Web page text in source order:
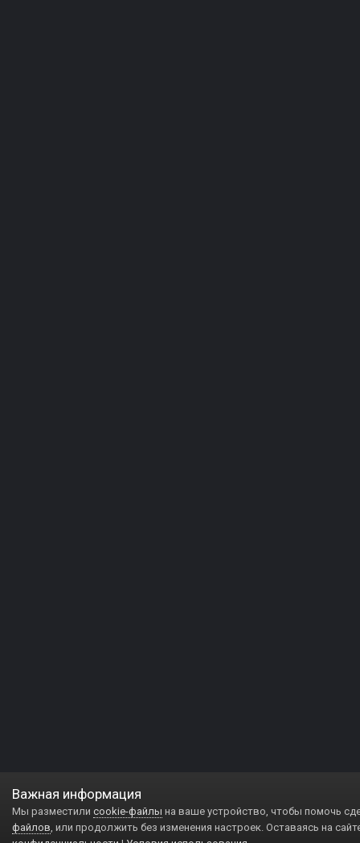
Важная информация
Мы разместили cookie-файлы на ваше устройство, чтобы помочь
файлов, или продолжить без изменения настроек. Оставаясь на